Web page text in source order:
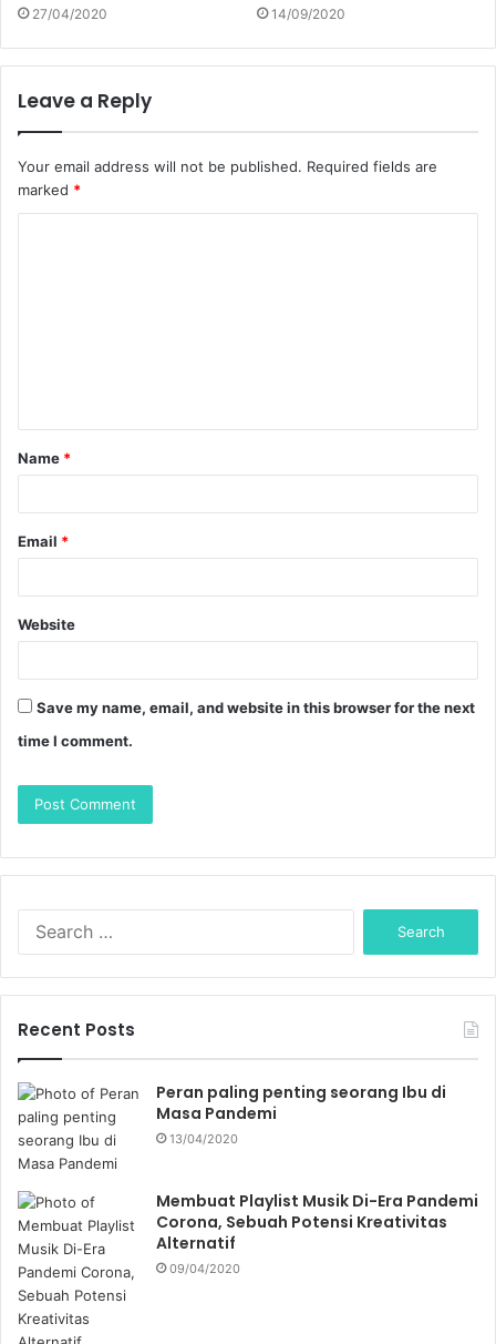
27/04/2020 14/09/2020
Leave a Reply
Your email address will not be published. Required fields are
marked *
Name *
Email *
Website
Save my name, email, and website in this browser for the next
time I comment.
r
f
Recent Posts
Peran paling penting seorang Ibu di
Masa Pandemi
13/04/2020
Membuat Playlist Musik Di-Era Pandemi
Corona, Sebuah Potensi Kreativitas
Alternatif
09/04/2020